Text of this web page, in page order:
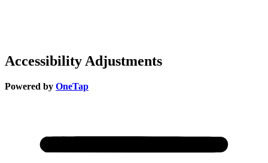
Accessibility Adjustments
Powered by OneTap